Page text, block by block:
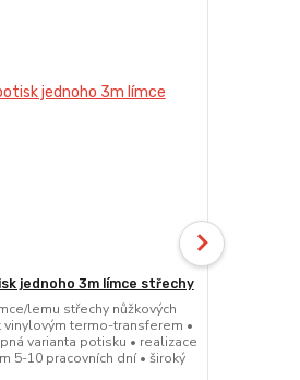
jednoho 3m límce střechy
lemu střechy nůžkových
vinylovým termo-transferem •
varianta potisku • realizace
5-10 pracovních dní • široký